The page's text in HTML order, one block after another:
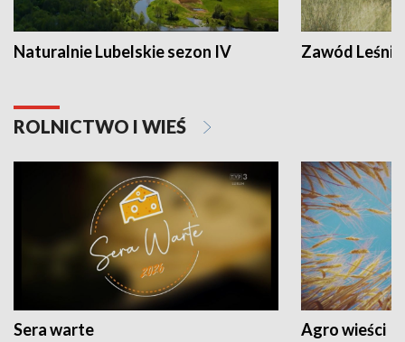
Naturalnie Lubelskie sezon IV Zawód Leśnik
ROLNICTWO I WIEŚ
Sera warte Agro wieści